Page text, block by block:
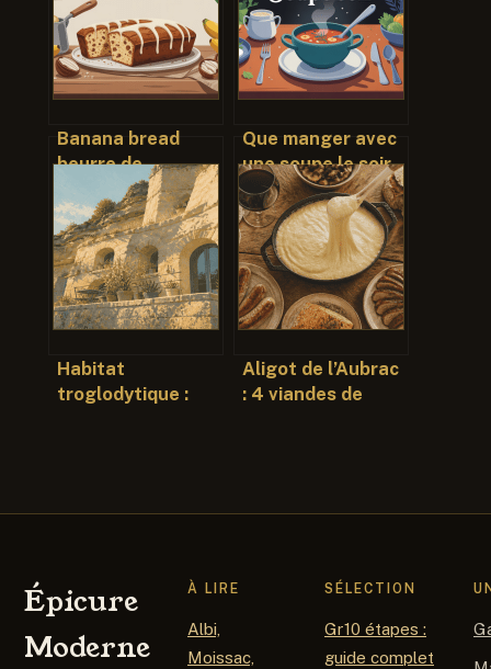
Banana bread
beurre de
cacahuète : la
recette
gourmande et
moelleuse à
connaître
Que manger avec
une soupe le soir
pour un repas
complet et léger
Habitat
troglodytique :
Aligot de l’Aubrac
: 4 viandes de
Épicure
Moderne
À LIRE
Albi,
Moissac,
SÉLECTION
Gr10 étapes :
guide complet